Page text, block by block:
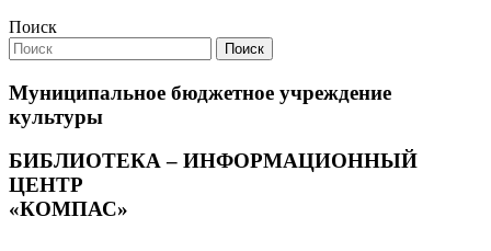
Поиск
Поиск
Муниципальное бюджетное учреждение
культуры
БИБЛИОТЕКА – ИНФОРМАЦИОННЫЙ
ЦЕНТР
«КОМПАС»